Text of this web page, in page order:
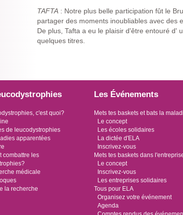
TAFTA: Notre plus belle participation fût le
partager des moments inoubliables avec des
De plus, Tafta a eu le plaisir d'être entouré d'
quelques titres.
c'est quoi?
de leucodystrophies
apparentées
combattre les
médicale
la recherche
Les Événements
Mets tes baskets et bats la
Le concept
Les écoles solidaires
La dictée d'ELA
Inscrivez-vous
Mets tes baskets dans
Le concept
Inscrivez-vous
Les entreprises solidaires
Tous pour ELA
Organisez votre événement
Agenda